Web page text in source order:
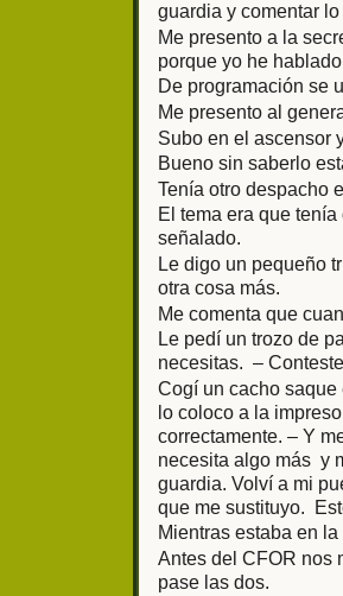
guardia y comentar
Me presento a la
porque yo he
De programación se
Me presento al
Subo en el ascensor
Bueno sin saberlo
Tenía otro despacho
El tema era que
señalado.
Le digo un pequeño
otra cosa más.
Me comenta que
Le pedí un trozo de
necesitas. –
Cogí un cacho
lo coloco a la
correctamente. – Y
necesita algo más y
guardia. Volví a mi
que me sustituyo.
Mientras estaba en
Antes del CFOR nos
pase las dos.